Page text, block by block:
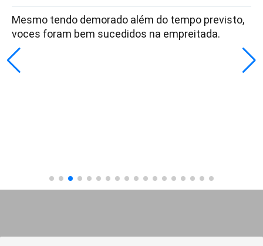
Mesmo tendo demorado além do tempo previsto,
voces foram bem sucedidos na empreitada.